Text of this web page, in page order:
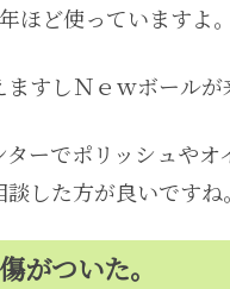
ほど使っていますよ。
ますしＮｅｗボール
ターでポリッシュや
した方が良いですね
がついた。